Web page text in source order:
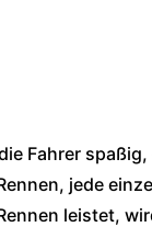
Fahrer spaßig,
jede
leistet,